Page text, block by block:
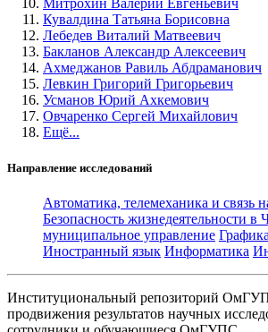
Митрохин Валерий Евгеньевич
Кувалдина Татьяна Борисовна
Лебедев Виталий Матвеевич
Бакланов Александр Алексеевич
Ахмеджанов Равиль Абдраманович
Левкин Григорий Григорьевич
Усманов Юрий Ахкемович
Овчаренко Сергей Михайлович
Ещё...
Направление исследований
Автоматика, телемеханика и связь
Безопасность жизнедеятельности в
муниципальное управление Графика
Иностранный язык Информатика
Институциональный репозиторий
продвижения результатов научных